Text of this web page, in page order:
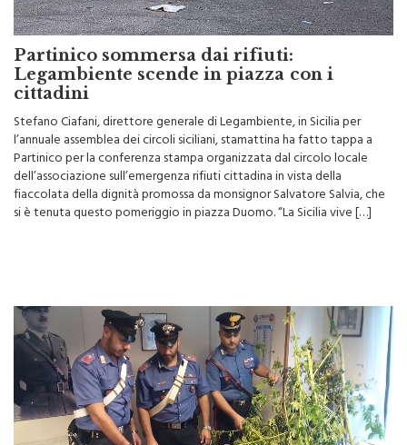
Partinico sommersa dai rifiuti:
Legambiente scende in piazza con i
cittadini
Stefano Ciafani, direttore generale di Legambiente, in Sicilia per
l’annuale assemblea dei circoli siciliani, stamattina ha fatto tappa a
Partinico per la conferenza stampa organizzata dal circolo locale
dell’associazione sull’emergenza rifiuti cittadina in vista della
fiaccolata della dignità promossa da monsignor Salvatore Salvia, che